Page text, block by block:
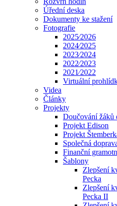
Úřední deska
Dokumenty ke stažení
Fotografie
2025⁄2026
2024⁄2025
2023⁄2024
2022⁄2023
2021⁄2022
Virtuální
Videa
Články
Projekty
Doučování žáků
Projekt Edison
Projekt
Společná
Finanční
Šablony
Zlepšení
Pecka
Zlepšení
Pecka II